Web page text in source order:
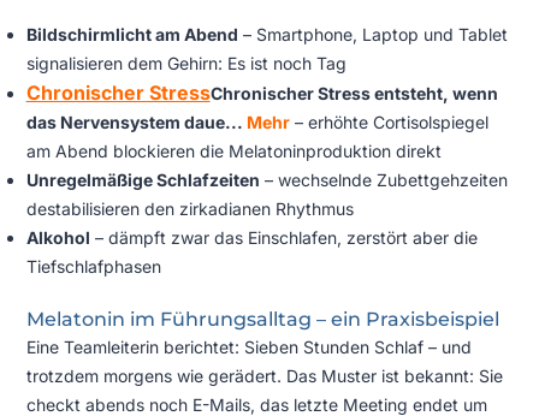
Bildschirmlicht am Abend – Smartphone, Laptop und Tablet
signalisieren dem Gehirn: Es ist noch Tag
Chronischer StressChronischer Stress entsteht, wenn
das Nervensystem daue... Mehr– erhöhte Cortisolspiegel
am Abend blockieren die Melatoninproduktion direkt
Unregelmäßige Schlafzeiten – wechselnde Zubettgehzeiten
destabilisieren den zirkadianen Rhythmus
Alkohol – dämpft zwar das Einschlafen, zerstört aber die
Tiefschlafphasen
Melatonin im Führungsalltag – ein Praxisbeispiel
Eine Teamleiterin berichtet: Sieben Stunden Schlaf – und
trotzdem morgens wie gerädert. Das Muster ist bekannt: Sie
checkt abends noch E-Mails, das letzte Meeting endet um